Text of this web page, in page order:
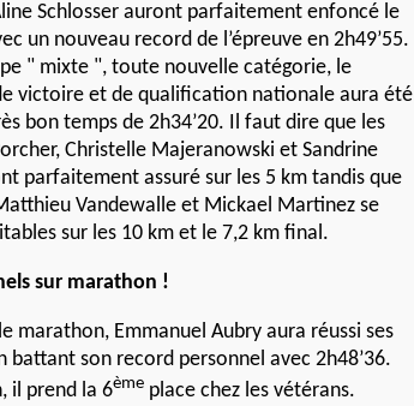
Schlosser auront parfaitement enfoncé le
un nouveau record de l’épreuve en 2h49’55.
" mixte ", toute nouvelle catégorie, le
victoire et de qualification nationale aura été
bon temps de 2h34’20. Il faut dire que les
Christelle Majeranowski et Sandrine
parfaitement assuré sur les 5 km tandis que
Vandewalle et Mickael Martinez se
sur les 10 km et le 7,2 km final.
sur marathon !
marathon, Emmanuel Aubry aura réussi ses
battant son record personnel avec 2h48’36.
il prend la 6ème place chez les vétérans.